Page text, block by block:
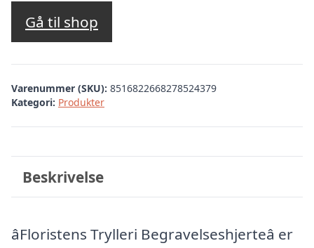
Gå til shop
Varenummer (SKU): 8516822668278524379
Kategori: Produkter
Beskrivelse
âFloristens Trylleri Begravelseshjerteâ er